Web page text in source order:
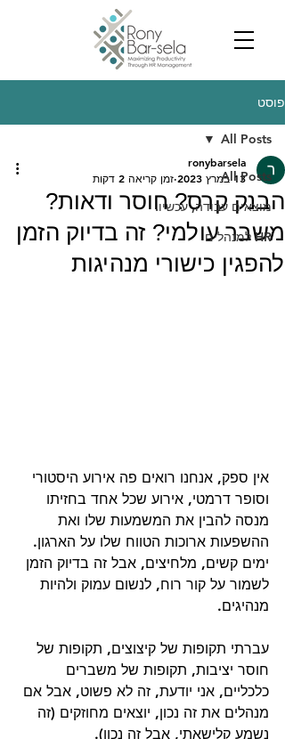
פוסט
All Posts
מוצאים עבודה, עכשיו.
HR למנהלים
All Posts
הבנק קרס? חוסר ודאות?
משבר עולמי? זה בדיוק הזמן
להפגין כישורי מנהיגות
ronybarsela
13 במרץ 2023
זמן קריאה 2 דקות
אין ספק, אנחנו רואים פה אירוע היסטורי
וסופר דרמטי, אירוע שכל אחד בחזיתו
מנסה להבין את המשמעות שלו ואת
ההשפעות ארוכות הטווח שלו על הארגון.
ימים קשים, מלחיצים, אבל זה בדיוק הזמן
לשמור על קור רוח, לנשום עמוק ולהיות
מנהיגים.
עברתי תקופות של קיצוצים, תקופות של
חוסר יציבות, תקופות של משברים
כלכליים, אני יודעת, זה לא פשוט, אבל אם
מנהלים את זה נכון, יוצאים מחוזקים (זה
נשמע קלישאתי, אבל זה נכון).